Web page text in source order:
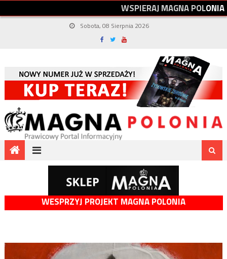
WSPIERAJMAGNAPOLONIA
Sobota, 08 Sierpnia 2026
WESPRZYJ PROJEKT MAGNA POLONIA